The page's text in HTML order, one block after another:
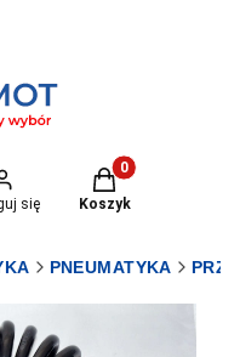
się
Produkty w
Koszyk
PNEUMATYKA